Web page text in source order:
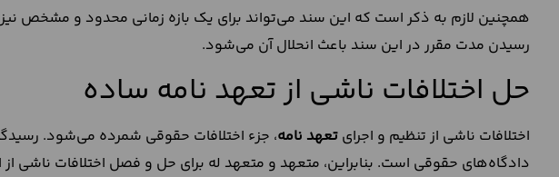
همچنین لازم به ذکر است که این سند می‌تواند برای یک بازه زمانی محدود و مشخص نیز
رسیدن مدت مقرر در این سند باعث انحلال آن می‌شود.
حل اختلافات ناشی از تعهد نامه ساده
اختلافات ناشی از تنظیم و اجرای تعهد نامه، جزء اختلافات حقوقی شمرده می‌شود.
دادگاه‌های حقوقی است. بنابراین، متعهد و متعهد له برای حل و فصل اختلافات ناشی از